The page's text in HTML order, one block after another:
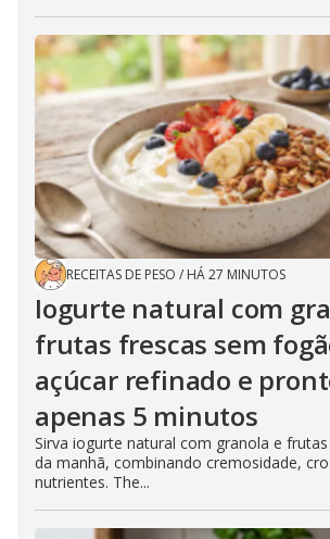
RECEITAS DE PESO / HÁ 27 MINUTOS
Iogurte natural com
frutas frescas sem
açúcar refinado e
apenas 5 minutos
Sirva iogurte natural com granola e
da manhã, combinando cremosidade,
nutrientes. The...